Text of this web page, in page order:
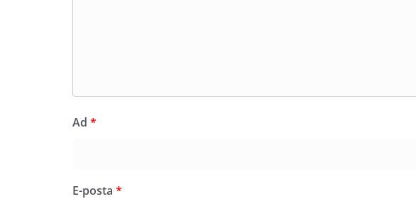
Ad *
E-posta *